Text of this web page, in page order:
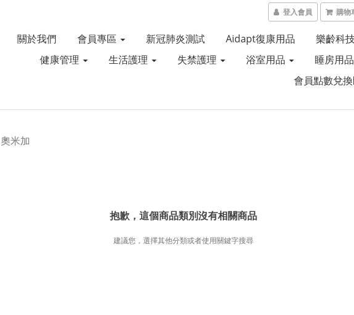
登入會員 購物
關於我們 會員專區 新冠肺炎測試 Aidapt復康用品 樂齡科
健康管理
生活護理 失禁護理 浴室用品 睡房用品
會員點數兌
奧米加
抱歉，這個商品類別沒有相關商品
建議您，選擇其他分類或者使用關鍵字搜尋